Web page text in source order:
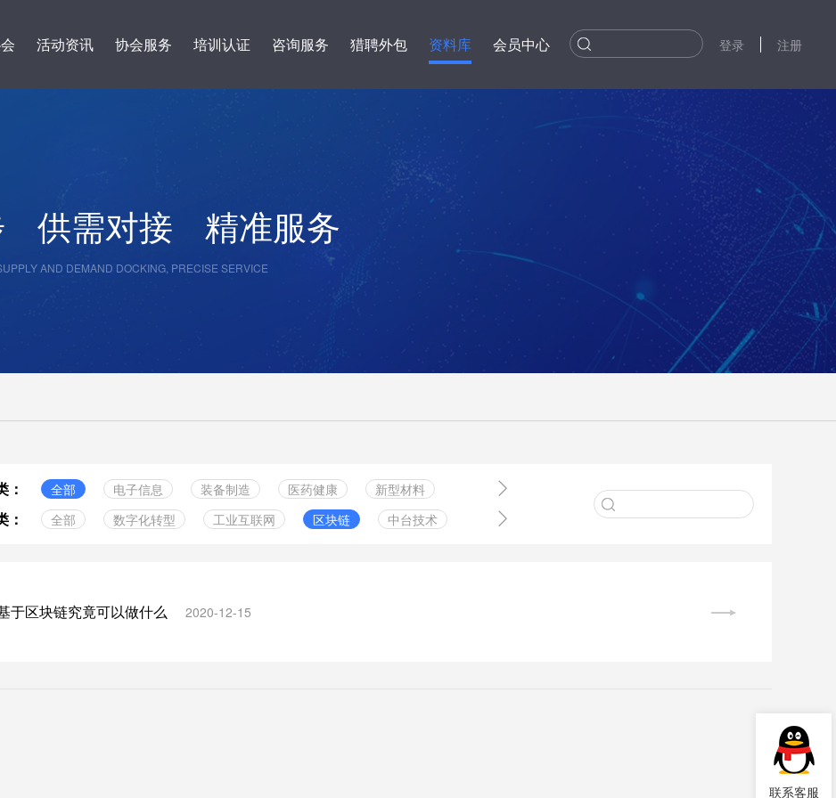
活动资讯 协会服务 培训认证 咨询服务 猎聘外包 资料库 会员中心 登录 注册
供需对接 精准服务
AND DEMAND DOCKING, PRECISE SERVICE
： 全部 电子信息 装备制造 医药健康 新型材料
绿色食品 实体零售 服务业 金融行业 中小企业

： 全部 数字化转型 工业互联网 区块链 中台技术 
于区块链究竟可以做什么 2020-12-15
联系客服